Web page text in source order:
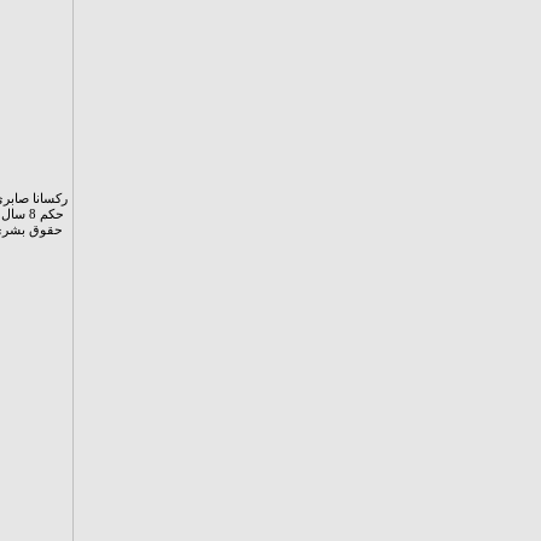
حکم
حقوق بشری